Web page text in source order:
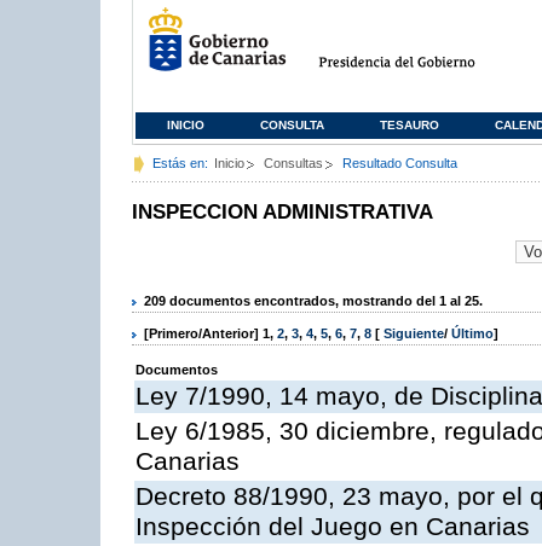
INICIO CONSULTA TESAURO
Estás en: Inicio Consultas Resultado Consulta
INSPECCION ADMINISTRATIVA
209 documentos encontrados, mostrando del 1 al 25.
[Primero/Anterior] 1, 2, 3, 4, 5, 6, 7, 8 [ Siguiente/ Último]
Documentos
Ley 7/1990, 14 mayo, de
Ley 6/1985, 30 diciembre,
Canarias
Decreto 88/1990, 23 mayo, por el
Inspección del Juego en Canarias